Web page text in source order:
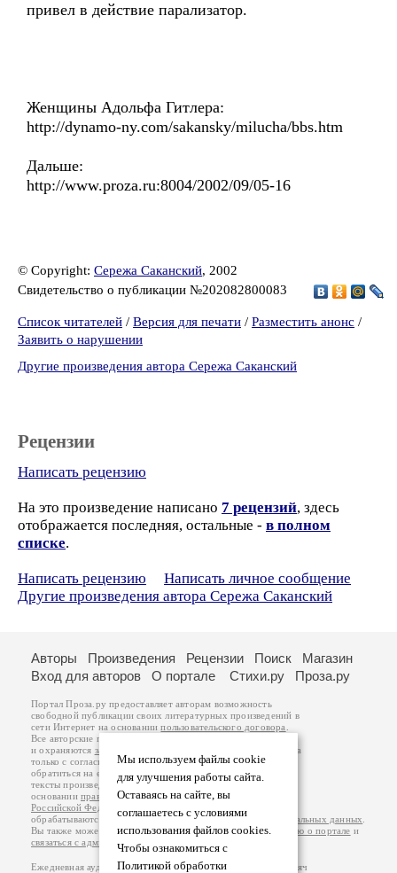
привел в действие парализатор.
Женщины Адольфа Гитлера:
http://dynamo-ny.com/sakansky/milucha/bbs.htm
Дальше:
http://www.proza.ru:8004/2002/09/05-16
© Copyright: Сережа Саканский, 2002
Свидетельство о публикации №202082800083
Список читателей / Версия для печати / Разместить анонс /
Заявить о нарушении
Другие произведения автора Сережа Саканский
Рецензии
Написать рецензию
На это произведение написано 7 рецензий, здесь
отображается последняя, остальные - в полном
списке.
Написать рецензию
Написать личное сообщение
Другие произведения автора Сережа Саканский
Мы используем файлы cookie
для улучшения работы сайта.
Оставаясь на сайте, вы
соглашаетесь с условиями
использования файлов cookies.
Чтобы ознакомиться с
Политикой обработки
Авторы Произведения Рецензии Поиск
Магазин
Вход для авторов
О портале Стихи.ру Проза.ру
Портал Проза.ру предоставляет авторам возможность
свободной публикации своих литературных произведений в
сети Интернет на основаниипользовательского договора
Все авторские права на произведения принадлежат авторам
и охраняются законом
. Перепечатка произведений возможна
только с согласия его автора, к которому вы можете
обратиться на его авторской странице. Ответственность за
тексты произведений авторы несут самостоятельно на
основанииправил публикацииизаконодательства
Российской Федерации
обрабатываются на основанииПолитики обработки персональных данных
Вы также можете посмотреть более подробнуюинформацию о портале и
связаться с администрацией
Ежедневная аудитория портала Проза.ру – порядка 100 тысяч